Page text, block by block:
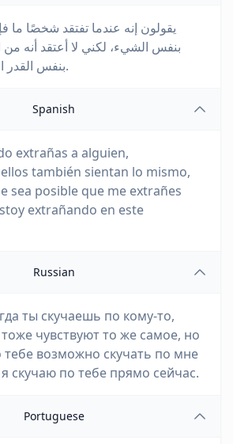
يقولون إنه عندما تفتقد شخصًا ما
بنفس الشيء، لكني لا أعتقد أنه
بنفس القدر الذي أفتقدك به الآن.
Spanish
extrañas a alguien,
también sientan lo mismo,
sea posible que me extrañes
extrañando en este
Russian
ты скучаешь по кому-то,
чувствуют то же самое, но
возможно скучать по мне
скучаю по тебе прямо сейчас.
Portuguese